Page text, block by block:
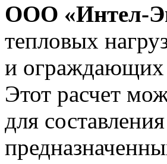
ООО «Интел-
тепловых
и ограждающих
Этот расчет
для